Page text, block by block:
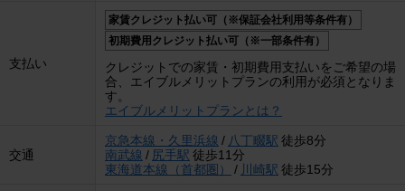
支払い
家賃クレジット払い可（※保証会社利用等条件有）
初期費用クレジット払い可（※一部条件有）
クレジットでの家賃・初期費用支払いをご希望の場
合、エイブルメリットプランの利用が必須となりま
す。
エイブルメリットプランとは？
交通
京急本線・久里浜線 / 八丁畷駅 徒歩8分
南武線 / 尻手駅 徒歩11分
東海道本線（首都圏）
/ 川崎駅 徒歩15分